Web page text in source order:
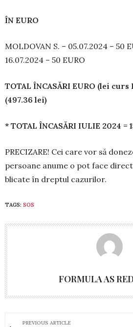
ÎN EURO
MOLDOVAN S. – 05.07.2024 – 50
16.07.2024 – 50 EURO
TOTAL ÎNCASĂRI EURO (lei curs
(497.36 lei)
* TOTAL ÎNCASĂRI IULIE 2024 =
PRECIZARE! Cei care vor să
per­soa­ne anume o pot face
blicate în dreptul cazu­rilor.
TAGS: SOS
FORMULA AS
PREVIOUS ARTICLE